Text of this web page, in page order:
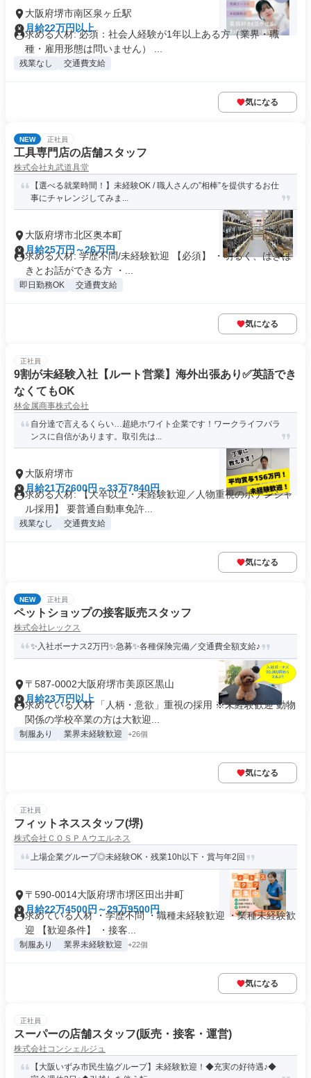
大阪府堺市南区泉ヶ丘駅
月給22万円以上
求める人材: 必須：社会人経験が1年以上ある方（業界・職
種・雇用形態は問いません） ...
残業なし 交通費支給
気になる
NEW 正社員
工具専門店の店舗スタッフ
株式会社丸武道具堂
【選べる就業時間！】未経験OK / 職人さんの”相棒”を提供するお仕
事にチャレンジしてみま...
大阪府堺市北区奥本町
月給25万円～26万円
求める人材: 学歴不問/未経験歓迎 【必須】 ・明るく、はきは
きとお話ができる方 ・...
即日勤務OK 交通費支給
気になる
正社員
9割が未経験入社【ルート営業】海外出張あり✅英語でき
なくてもOK
林金属商事株式会社
自分達で言えるくらい…超絶ホワイト企業です！ワークライフバラ
ンスに自信があります。取引先は...
大阪府堺市
月給21万2600円～33万7840円
求める人材: 【大卒以上・未経験歓迎／人物重視のポテンシャ
ル採用】 要普通自動車免許...
残業なし 交通費支給
気になる
NEW 正社員
ペットショップの接客販売スタッフ
株式会社レックス
✨入社ボーナス2万円✨急募✨各種保険完備／交通費全額支給♪
〒587-0002大阪府堺市美原区黒山
月給23万円以上
求めている人材 「人柄・意欲」重視の採用 ※未経験歓迎 動物
関係の学校卒業の方は大歓迎...
制服あり 業界未経験歓迎 +26個
気になる
正社員
フィットネススタッフ(堺)
株式会社ＣＯＳＰＡウエルネス
上場企業グループ◎未経験OK・残業10h以下・賞与年2回
〒590-0014大阪府堺市堺区田出井町
月給22万4500円～29万9500円
求めている人材 ・学歴不問 ・職種未経験歓迎 ・業種未経験歓
迎 【歓迎条件】 ・接客...
制服あり 業界未経験歓迎 +22個
気になる
正社員
スーパーの店舗スタッフ(販売・接客・運営)
株式会社コンシェルジュ
【大阪いずみ市民生協グループ】未経験歓迎！◆充実の好待遇♪◆